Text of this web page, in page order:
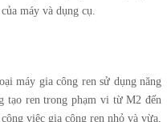
máy và dụng cụ.
máy gia công ren sử dụng năng
tạo ren trong phạm vi từ M2 đến
việc gia công ren nhỏ và vừa,